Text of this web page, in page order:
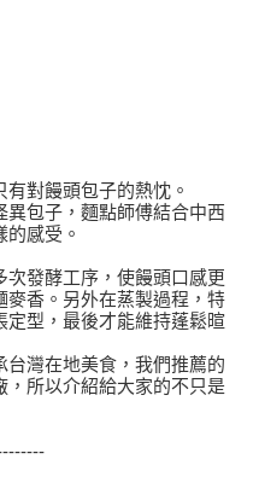
對饅頭包子的熱忱。
包子，麵點師傅結合中西
感受。
發酵工序，使饅頭口感更
麥香。另外在蒸製過程，特
定型，最後才能維持蓬鬆暄
灣在地美食，我們推薦的
，所以介紹給大家的不只是